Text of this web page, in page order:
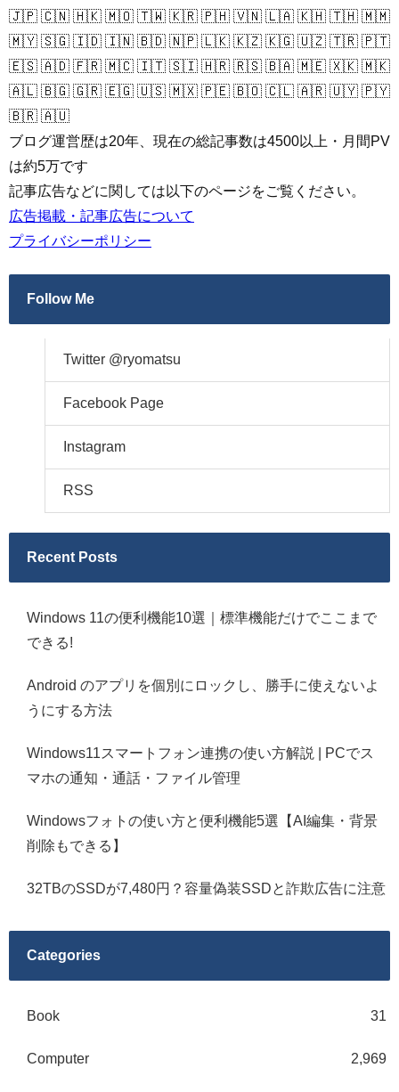
🇯🇵 🇨🇳 🇭🇰 🇲🇴 🇹🇼 🇰🇷 🇵🇭 🇻🇳 🇱🇦 🇰🇭 🇹🇭 🇲🇲
🇲🇾 🇸🇬 🇮🇩 🇮🇳 🇧🇩 🇳🇵 🇱🇰 🇰🇿 🇰🇬 🇺🇿 🇹🇷 🇵🇹
🇪🇸 🇦🇩 🇫🇷 🇲🇨 🇮🇹 🇸🇮 🇭🇷 🇷🇸 🇧🇦 🇲🇪 🇽🇰 🇲🇰
🇦🇱 🇧🇬 🇬🇷 🇪🇬 🇺🇸 🇲🇽 🇵🇪 🇧🇴 🇨🇱 🇦🇷 🇺🇾 🇵🇾
🇧🇷 🇦🇺
ブログ運営歴は20年、現在の総記事数は4500以上・月間PV
は約5万です
記事広告などに関しては以下のページをご覧ください。
広告掲載・記事広告について
プライバシーポリシー
Follow Me
Twitter @ryomatsu
Facebook Page
Instagram
RSS
Recent Posts
Windows 11の便利機能10選｜標準機能だけでここまで
できる!
Android のアプリを個別にロックし、勝手に使えないよ
うにする方法
Windows11スマートフォン連携の使い方解説 | PCでス
マホの通知・通話・ファイル管理
Windowsフォトの使い方と便利機能5選【AI編集・背景
削除もできる】
32TBのSSDが7,480円？容量偽装SSDと詐欺広告に注意
Categories
Book 31
Computer 2,969